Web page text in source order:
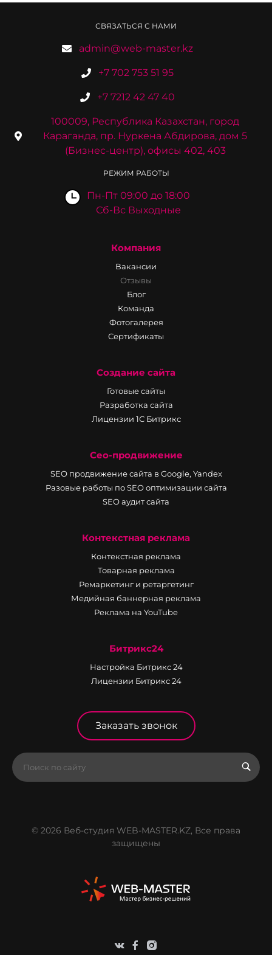
СВЯЗАТЬСЯ С НАМИ
admin@web-master.kz
+7 702 753 51 95
+7 7212 42 47 40
100009, Республика Казахстан, город
Караганда, пр. Нуркена Абдирова, дом 5
(Бизнес-центр), офисы 402, 403
РЕЖИМ РАБОТЫ
Пн-Пт 09:00 до 18:00
Сб-Вс Выходные
Компания
Вакансии
Отзывы
Блог
Команда
Фотогалерея
Сертификаты
Создание сайта
Готовые сайты
Разработка сайта
Лицензии 1С Битрикс
Сео-продвижение
SEO продвижение сайта в Google, Yandex
Разовые работы по SEO оптимизации сайта
SEO аудит сайта
Контекстная реклама
Контекстная реклама
Товарная реклама
Ремаркетинг и ретаргетинг
Медийная баннерная реклама
Реклама на YouTube
Битрикс24
Настройка Битрикс 24
Лицензии Битрикс 24
Заказать звонок
© 2026 Веб-студия WEB-MASTER.KZ, Все права
защищены